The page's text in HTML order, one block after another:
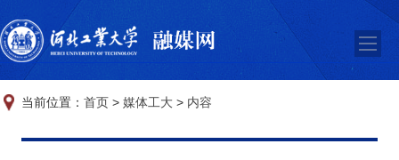
当前位置：首页 >媒体工大 > 内容